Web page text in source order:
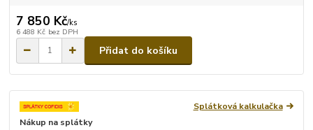
7 850 Kč/ks
6 488 Kč bez DPH
Přidat do košíku
Splátková kalkulačka
Nákup na splátky